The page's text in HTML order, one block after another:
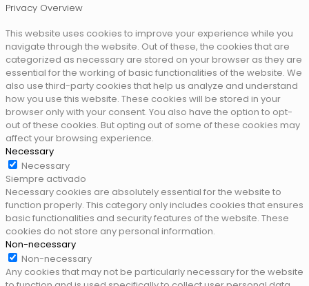
Privacy Overview
This website uses cookies to improve your experience while you
navigate through the website. Out of these, the cookies that are
categorized as necessary are stored on your browser as they are
essential for the working of basic functionalities of the website. We
also use third-party cookies that help us analyze and understand
how you use this website. These cookies will be stored in your
browser only with your consent. You also have the option to opt-
out of these cookies. But opting out of some of these cookies may
affect your browsing experience.
Necessary
Necessary
Siempre activado
Necessary cookies are absolutely essential for the website to
function properly. This category only includes cookies that ensures
basic functionalities and security features of the website. These
cookies do not store any personal information.
Non-necessary
Non-necessary
Any cookies that may not be particularly necessary for the website